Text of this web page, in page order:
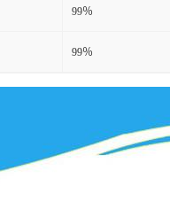
99％
99％